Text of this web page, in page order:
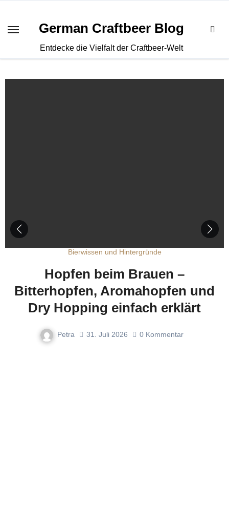
springen
German Craftbeer Blog
Entdecke die Vielfalt der Craftbeer-Welt
Bierwissen und Hintergründe
Hopfen beim Brauen –
Bitterhopfen, Aromahopfen und
Dry Hopping einfach erklärt
Petra 31. Juli 2026 0 Kommentar